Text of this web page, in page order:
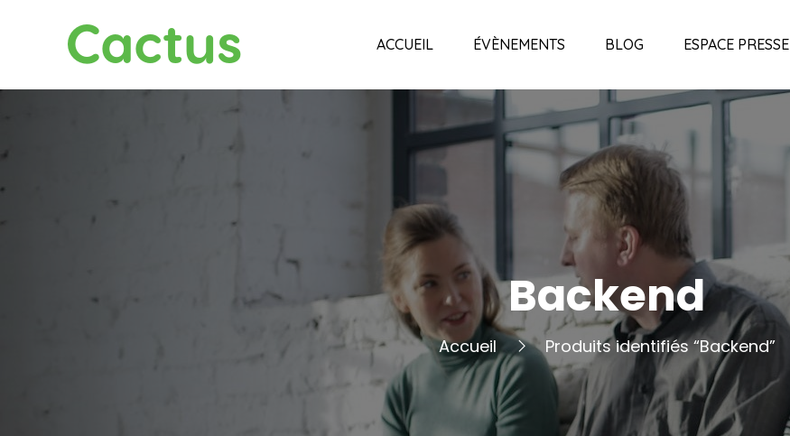
Cactus ACCUEIL ÉVÈNEMENTS BLOG ESPACE PRESSE
Backend
Accueil Produits identifiés “Backend”